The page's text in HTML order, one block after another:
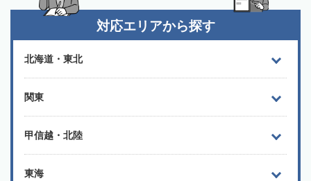
対応エリアから探す
北海道・東北
関東
甲信越・北陸
東海